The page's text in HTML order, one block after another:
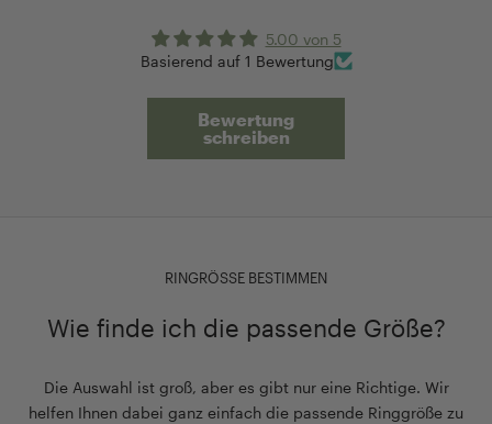
5.00 von 5
Basierend auf 1 Bewertung
Bewertung
schreiben
RINGRÖSSE BESTIMMEN
Wie finde ich die passende Größe?
Die Auswahl ist groß, aber es gibt nur eine Richtige. Wir
helfen Ihnen dabei ganz einfach die passende Ringgröße zu